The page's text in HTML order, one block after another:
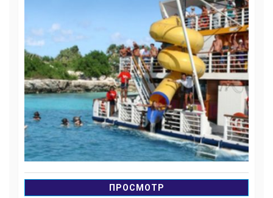
ПРОСМОТР